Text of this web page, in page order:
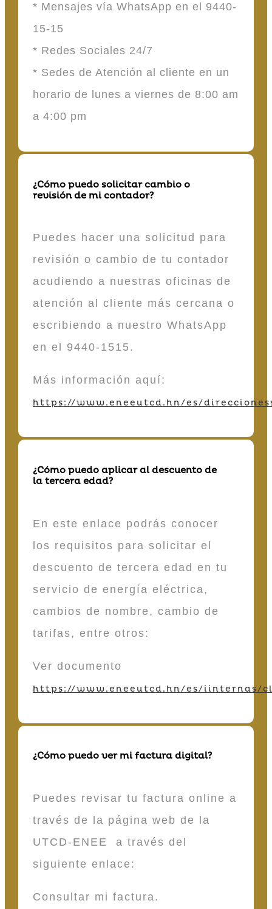
* Mensajes vía WhatsApp en el 9440-
15-15
* Redes Sociales 24/7
* Sedes de Atención al cliente en un
horario de lunes a viernes de 8:00 am
a 4:00 pm
¿Cómo puedo solicitar cambio o
revisión de mi contador?
Puedes hacer una solicitud para
revisión o cambio de tu contador
acudiendo a nuestras oficinas de
atención al cliente más cercana o
escribiendo a nuestro WhatsApp
en el 9440-1515.
Más información aquí:
https://www.eneeutcd.hn/es/
¿Cómo puedo aplicar al descuento de
la tercera edad?
En este enlace podrás conocer
los requisitos para solicitar el
descuento de tercera edad en tu
servicio de energía eléctrica,
cambios de nombre, cambio de
tarifas, entre otros:
Ver documento
https://www.eneeutcd.hn/es/iinternas/
¿Cómo puedo ver mi factura digital?
Puedes revisar tu factura online a
través de la página web de la
UTCD-ENEE a través del
siguiente enlace:
Consultar mi factura.